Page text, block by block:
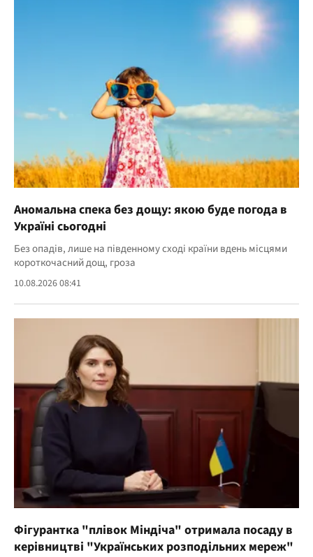
Аномальна спека без дощу: якою буде погода в
Україні сьогодні
Без опадів, лише на південному сході країни вдень місцями
короткочасний дощ, гроза
10.08.2026 08:41
Фігурантка "плівок Міндіча" отримала посаду в
керівництві "Українських розподільних мереж"